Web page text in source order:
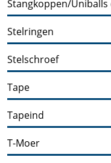
Stangkoppen/Uniballs
Stelringen
Stelschroef
Tape
Tapeind
T-Moer